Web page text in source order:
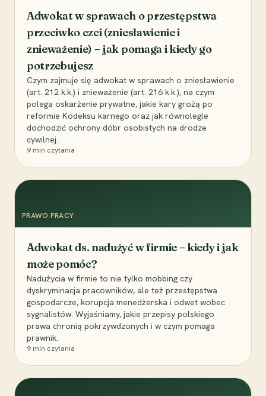
Adwokat w sprawach o przestępstwa
przeciwko czci (zniesławienie i
znieważenie) – jak pomaga i kiedy go
potrzebujesz
Czym zajmuje się adwokat w sprawach o zniesławienie
(art. 212 k.k.) i znieważenie (art. 216 k.k.), na czym
polega oskarżenie prywatne, jakie kary grożą po
reformie Kodeksu karnego oraz jak równolegle
dochodzić ochrony dóbr osobistych na drodze
cywilnej.
9 min czytania
PRAWO PRACY
Adwokat ds. nadużyć w firmie – kiedy i jak
może pomóc?
Nadużycia w firmie to nie tylko mobbing czy
dyskryminacja pracowników, ale też przestępstwa
gospodarcze, korupcja menedżerska i odwet wobec
sygnalistów. Wyjaśniamy, jakie przepisy polskiego
prawa chronią pokrzywdzonych i w czym pomaga
prawnik.
9 min czytania